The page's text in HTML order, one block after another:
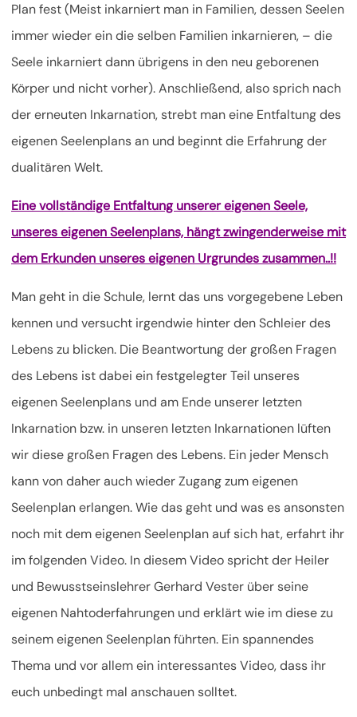
Plan fest (Meist inkarniert man in Familien, dessen Seelen
immer wieder ein die selben Familien inkarnieren, – die
Seele inkarniert dann übrigens in den neu geborenen
Körper und nicht vorher). Anschließend, also sprich nach
der erneuten Inkarnation, strebt man eine Entfaltung des
eigenen Seelenplans an und beginnt die Erfahrung der
dualitären Welt.
Eine vollständige Entfaltung unserer eigenen Seele,
unseres eigenen Seelenplans, hängt zwingenderweise mit
dem Erkunden unseres eigenen Urgrundes zusammen..!!
Man geht in die Schule, lernt das uns vorgegebene Leben
kennen und versucht irgendwie hinter den Schleier des
Lebens zu blicken. Die Beantwortung der großen Fragen
des Lebens ist dabei ein festgelegter Teil unseres
eigenen Seelenplans und am Ende unserer letzten
Inkarnation bzw. in unseren letzten Inkarnationen lüften
wir diese großen Fragen des Lebens. Ein jeder Mensch
kann von daher auch wieder Zugang zum eigenen
Seelenplan erlangen. Wie das geht und was es ansonsten
noch mit dem eigenen Seelenplan auf sich hat, erfahrt ihr
im folgenden Video. In diesem Video spricht der Heiler
und Bewusstseinslehrer Gerhard Vester über seine
eigenen Nahtoderfahrungen und erklärt wie im diese zu
seinem eigenen Seelenplan führten. Ein spannendes
Thema und vor allem ein interessantes Video, dass ihr
euch unbedingt mal anschauen solltet.